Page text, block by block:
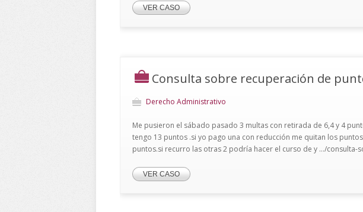
VER CASO
Consulta sobre recuperación de
Derecho Administrativo
Me pusieron el sábado pasado 3 multas con retirada de 6,4 y 4
tengo 13 puntos .si yo pago una con reducción me quitan los
puntos.si recurro las otras 2 podría hacer el curso de y .../
VER CASO